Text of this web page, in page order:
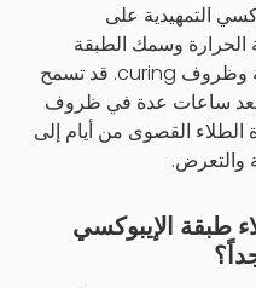
التمهيدية على
وسمك الطبقة
المطلوب وتدفق التهوية والرطوبة وظروف curing. قد تسمح
بعد ساعات عدة في ظروف
الطلاء القصوى من أيام إلى
والتعرض.
طبقة الإيبوكسي